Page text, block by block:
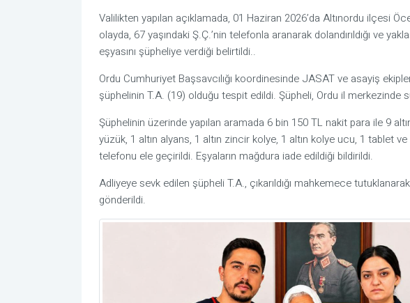
Valilikten yapılan açıklamada, 01 Haziran 2026’da Altınordu ilçesi
olayda, 67 yaşındaki Ş.Ç.’nin telefonla aranarak dolandırıldığı ve
eşyasını şüpheliye verdiği belirtildi..
Ordu Cumhuriyet Başsavcılığı koordinesinde JASAT ve asayiş
şüphelinin T.A. (19) olduğu tespit edildi. Şüpheli, Ordu il merkezinde
Şüphelinin üzerinde yapılan aramada 6 bin 150 TL nakit para ile 9
yüzük, 1 altın alyans, 1 altın zincir kolye, 1 altın kolye ucu, 1 tablet
telefonu ele geçirildi. Eşyaların mağdura iade edildiği bildirildi.
Adliyeye sevk edilen şüpheli T.A., çıkarıldığı mahkemece
gönderildi.